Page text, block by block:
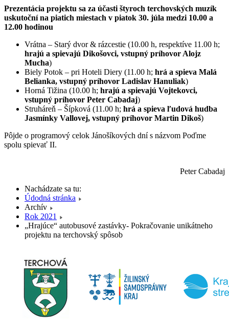
Prezentácia projektu sa za účasti štyroch terchovských muzík
uskutoční na piatich miestach v piatok 30. júla medzi 10.00 a
12.00 hodinou
Vrátna – Starý dvor & rázcestie (10.00 h, respektíve 11.00 h;
hrajú a spievajú Dikošovci, vstupný príhovor Alojz
Mucha)
Biely Potok – pri Hoteli Diery (11.00 h; hrá a spieva Malá
Belianka, vstupný príhovor Ladislav Hanuliak)
Horná Tižina (10.00 h; hrajú a spievajú Vojtekovci,
vstupný príhovor Peter Cabadaj)
Struháreň – Šípková (11.00 h; hrá a spieva ľudová hudba
Jasmínky Vallovej, vstupný príhovor Martin Dikoš)
Pôjde o programový celok Jánošíkových dní s názvom Poďme
spolu spievať II.
Peter Cabadaj
Nachádzate sa tu:
Údodná stránka
Archív
Rok 2021
„Hrajúce“ autobusové zastávky- Pokračovanie unikátneho
projektu na terchovský spôsob